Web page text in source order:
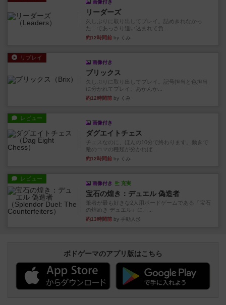
画像付き
リーダーズ
久しぶりに取り出してプレイ。詰めきれなかっ
た…であっさり追い込まれて負...
約12時間前 by くみ
リプレイ
画像付き
ブリックス
久しぶりに取り出してプレイ。記号担当と色担当
に分かれてプレイ。あかんか...
約12時間前 by くみ
レビュー
画像付き
ダグエイトチェス
チェスなのに、ほんの10分で終わります。動きで
敵のコマの種類が分かれば...
約12時間前 by くみ
レビュー
画像付き 充実
宝石の煌き：デュエル 偽造者
筆者が最も好きな2人用ボードゲームである『宝石
の煌めき デュエル』に、...
約13時間前 by 手動人形
ボドゲーマのアプリ版はこちら